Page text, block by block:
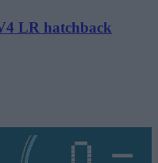
LR hatchback